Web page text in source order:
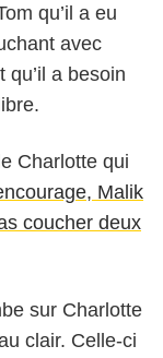
qu’il a eu
avec
a besoin
Charlotte qui
Malik
coucher deux
sur Charlotte
clair. Celle-ci